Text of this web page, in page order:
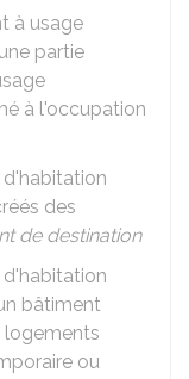
à usage
partie
à l'occupation
des
de destination
bâtiment
logements
ou